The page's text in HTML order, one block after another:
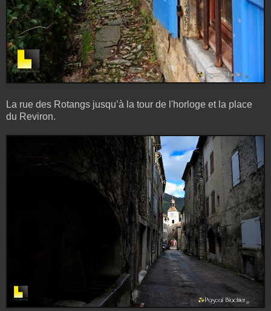
La rue des Rotangs jusqu’à la tour de l'horloge et la place
du Reviron.